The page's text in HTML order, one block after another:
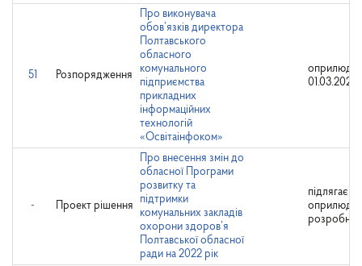
51 Розпорядження
Про виконувача
обов’язків директора
Полтавського
обласного
комунального
підприємства
прикладних
інформаційних
технологій
«Освітаінфоком»
01.03.2023
- Проект рішення
Про внесення змін до
обласної Програми
розвитку та
підтримки
комунальних закладів
охорони здоров’я
Полтавської обласної
ради на 2022 рік
підлягає